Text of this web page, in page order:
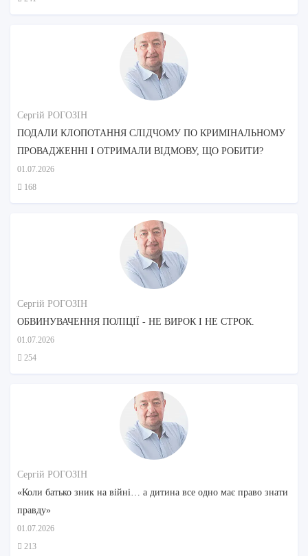
Сергій РОГОЗІН
ПОДАЛИ КЛОПОТАННЯ СЛІДЧОМУ ПО КРИМІНАЛЬНОМУ
ПРОВАДЖЕННІ І ОТРИМАЛИ ВІДМОВУ, ЩО РОБИТИ?
01.07.2026
168
Сергій РОГОЗІН
ОБВИНУВАЧЕННЯ ПОЛІЦІЇ - НЕ ВИРОК І НЕ СТРОК.
01.07.2026
254
Сергій РОГОЗІН
«Коли батько зник на війні… а дитина все одно має право знати
правду»
01.07.2026
213